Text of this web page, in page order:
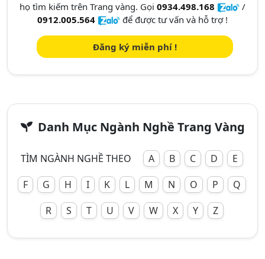
họ tìm kiếm trên Trang vàng. Gọi 0934.498.168
/
0912.005.564
để được tư vấn và hỗ trợ !
Đăng ký miễn phí !
Danh Mục Ngành Nghề Trang Vàng
TÌM NGÀNH NGHỀ THEO A B C D
E
F
G H I K L M N O P
Q
R
S T U V W X Y Z